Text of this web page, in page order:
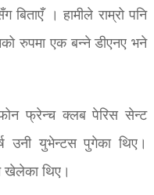
बिताएँ । हामीले राम्रो पनि
रुपमा एक बन्ने डीएनए भने
फ्रेन्च क्लब पेरिस सेन्ट
उनी युभेन्टस पुगेका थिए।
खेलेका थिए।